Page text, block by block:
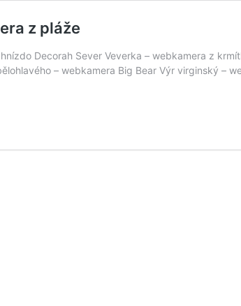
z pláže
Decorah Sever Veverka – webkamera z
– webkamera Big Bear Výr virginský –